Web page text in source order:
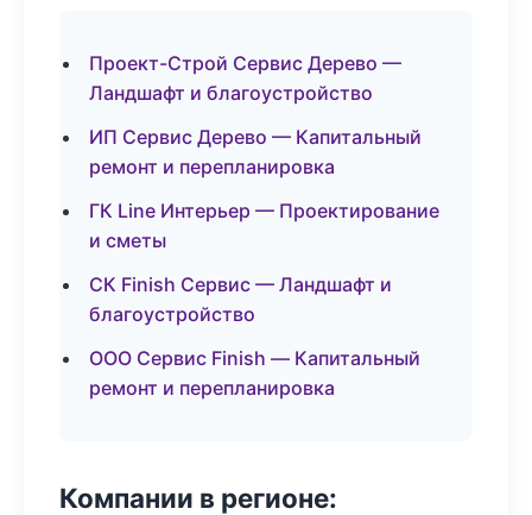
Проект-Строй Сервис Дерево —
Ландшафт и благоустройство
ИП Сервис Дерево — Капитальный
ремонт и перепланировка
ГК Line Интерьер — Проектирование
и сметы
СК Finish Сервис — Ландшафт и
благоустройство
ООО Сервис Finish — Капитальный
ремонт и перепланировка
Компании в регионе: